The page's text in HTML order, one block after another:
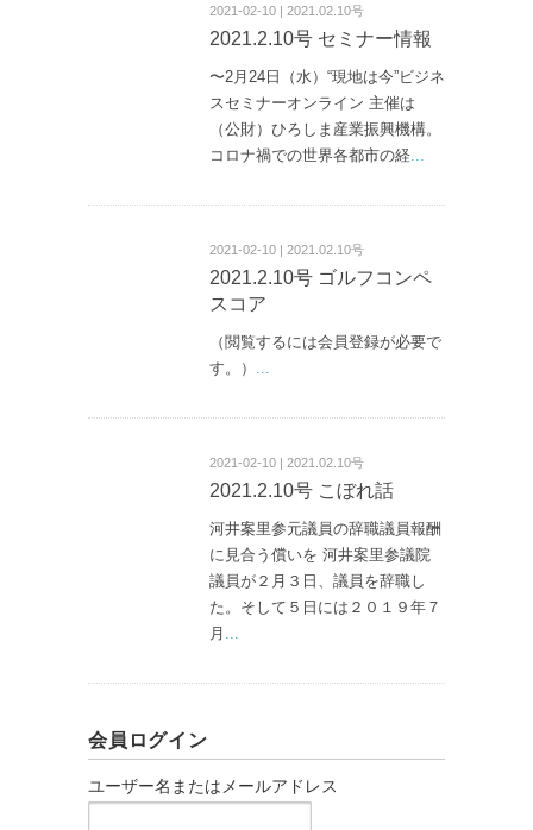
2021-02-10 | 2021.02.10号
2021.2.10号 セミナー情報
〜2月24日（水）“現地は今”ビジネ
スセミナーオンライン 主催は
（公財）ひろしま産業振興機構。
コロナ禍での世界各都市の経
2021-02-10 | 2021.02.10号
2021.2.10号 ゴルフコンペ
スコア
（閲覧するには会員登録が必要で
す。）
2021-02-10 | 2021.02.10号
2021.2.10号 こぼれ話
河井案里参元議員の辞職議員報酬
に見合う償いを 河井案里参議院
議員が２月３日、議員を辞職し
た。そして５日には２０１９年７
月
会員ログイン
ユーザー名またはメールアドレス